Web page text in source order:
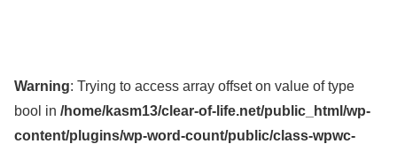
Warning: Trying to access array offset on value of type
bool in /home/kasm13/clear-of-life.net/public_html/wp-
content/plugins/wp-word-count/public/class-wpwc-